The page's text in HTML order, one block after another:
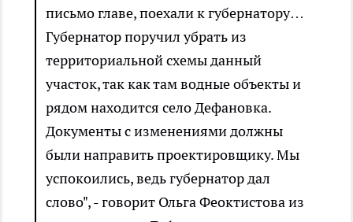
письмо главе, поехали к губернатору…
Губернатор поручил убрать из
территориальной схемы данный
участок, так как там водные объекты и
рядом находится село Дефановка.
Документы с изменениями должны
были направить проектировщику. Мы
успокоились, ведь губернатор дал
слово", - говорит Ольга Феоктистова из